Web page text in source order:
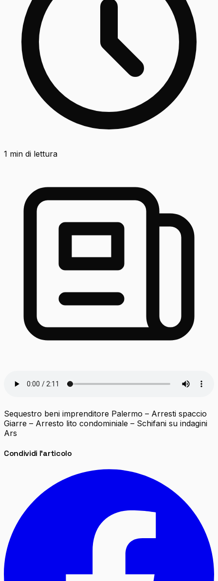
1 min di lettura
Sequestro beni imprenditore Palermo – Arresti spaccio
Giarre – Arresto lito condominiale – Schifani su indagini
Ars
Condividi l'articolo